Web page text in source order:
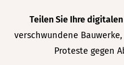
Teilen Sie Ihre
verschwundene
Proteste gegen